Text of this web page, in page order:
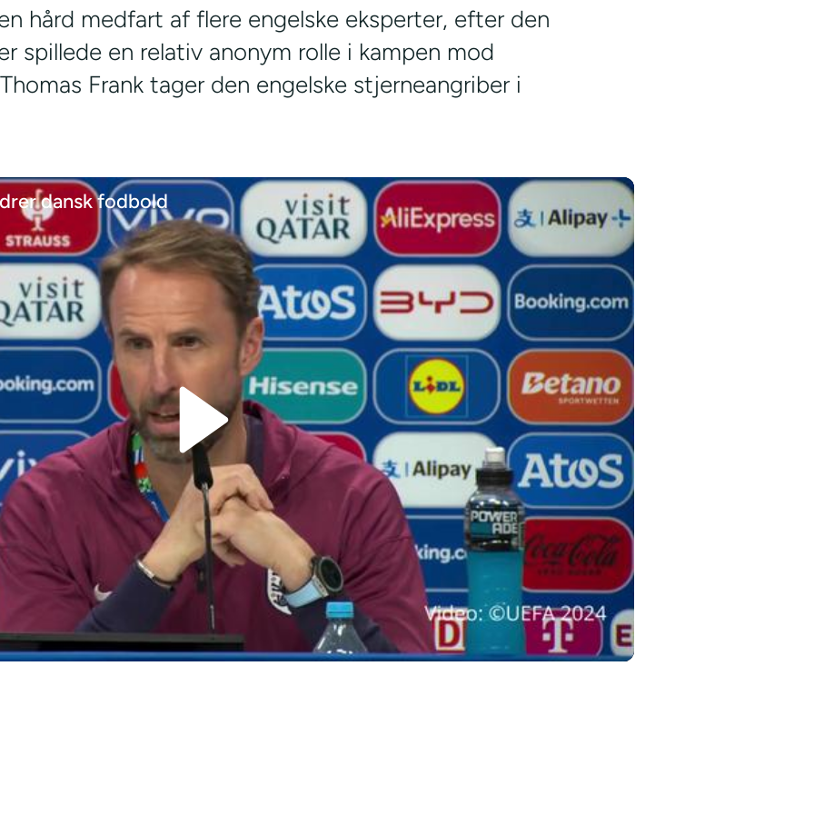
hård medfart af flere engelske eksperter, efter den
spillede en relativ anonym rolle i kampen mod
Frank tager den engelske stjerneangriber i
dansk fodbold